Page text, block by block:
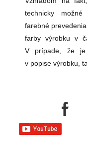
technicky
farebné
farby výrobku v
V prípade, že je
v popise výrobku,